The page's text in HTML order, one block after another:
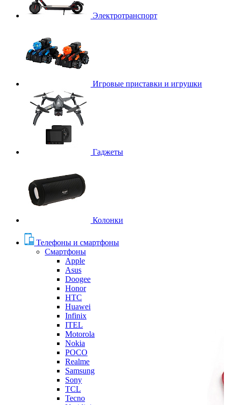
Электротранспорт
Игровые приставки и игрушки
Гаджеты
Колонки
Телефоны и смартфоны
Смартфоны
Apple
Asus
Doogee
Honor
HTC
Huawei
Infinix
ITEL
Motorola
Nokia
POCO
Realme
Samsung
Sony
TCL
Tecno